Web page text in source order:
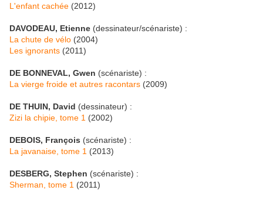
L'enfant cachée (2012)
DAVODEAU, Etienne (dessinateur/scénariste) :
La chute de vélo (2004)
Les ignorants (2011)
DE BONNEVAL, Gwen (scénariste) :
La vierge froide et autres racontars (2009)
DE THUIN, David (dessinateur) :
Zizi la chipie, tome 1 (2002)
DEBOIS, François (scénariste) :
La javanaise, tome 1 (2013)
DESBERG, Stephen (scénariste) :
Sherman, tome 1 (2011)